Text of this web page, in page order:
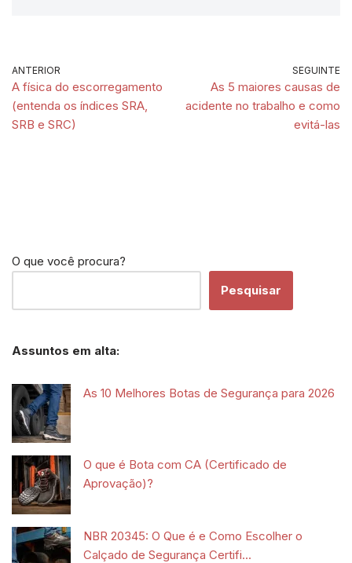
ANTERIOR
A física do escorregamento
(entenda os índices SRA,
SRB e SRC)
SEGUINTE
As 5 maiores causas de
acidente no trabalho e como
evitá-las
O que você procura?
Pesquisar
Assuntos em alta:
As 10 Melhores Botas de Segurança para 2026
O que é Bota com CA (Certificado de
Aprovação)?
NBR 20345: O Que é e Como Escolher o
Calçado de Segurança Certifi...